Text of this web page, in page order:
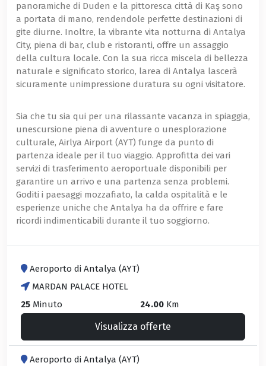
panoramiche di Duden e la pittoresca città di Kaş sono
a portata di mano, rendendole perfette destinazioni di
gite diurne. Inoltre, la vibrante vita notturna di Antalya
City, piena di bar, club e ristoranti, offre un assaggio
della cultura locale. Con la sua ricca miscela di bellezza
naturale e significato storico, larea di Antalya lascerà
sicuramente unimpressione duratura su ogni visitatore.
Sia che tu sia qui per una rilassante vacanza in spiaggia,
unescursione piena di avventure o unesplorazione
culturale, Airlya Airport (AYT) funge da punto di
partenza ideale per il tuo viaggio. Approfitta dei vari
servizi di trasferimento aeroportuale disponibili per
garantire un arrivo e una partenza senza problemi.
Goditi i paesaggi mozzafiato, la calda ospitalità e le
esperienze uniche che Antalya ha da offrire e fare
ricordi indimenticabili durante il tuo soggiorno.
Aeroporto di Antalya (AYT)
MARDAN PALACE HOTEL
25 Minuto 24.00 Km
Visualizza offerte
Aeroporto di Antalya (AYT)